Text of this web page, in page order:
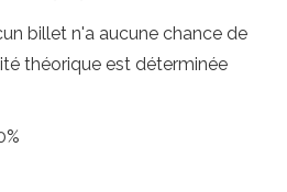
billet n'a aucune chance de
théorique est déterminée